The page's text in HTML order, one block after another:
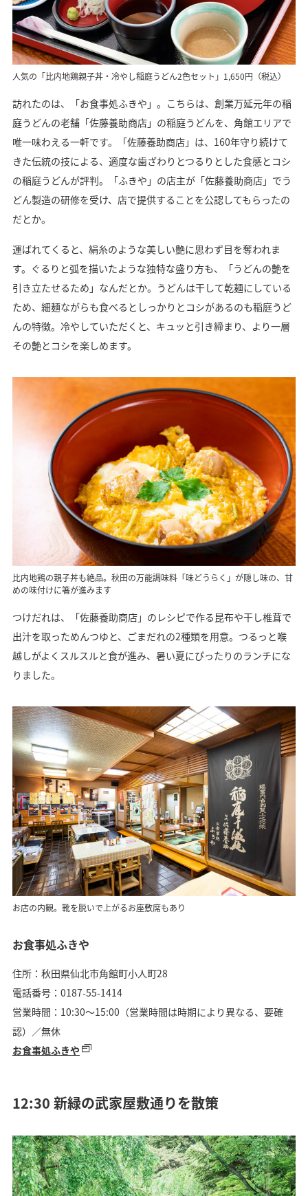
人気の「比内地鶏親子丼・冷やし稲庭うどん2色セット」1,650円（税込）
訪れたのは、「お食事処ふきや」。こちらは、創業万延元年の稲
庭うどんの老舗「佐藤養助商店」の稲庭うどんを、角館エリアで
唯一味わえる一軒です。「佐藤養助商店」は、160年守り続けて
きた伝統の技による、適度な歯ざわりとつるりとした食感とコシ
の稲庭うどんが評判。「ふきや」の店主が「佐藤養助商店」でう
どん製造の研修を受け、店で提供することを公認してもらったの
だとか。
運ばれてくると、絹糸のような美しい艶に思わず目を奪われま
す。ぐるりと弧を描いたような独特な盛り方も、「うどんの艶を
引き立たせるため」なんだとか。うどんは干して乾麺にしている
ため、細麺ながらも食べるとしっかりとコシがあるのも稲庭うど
んの特徴。冷やしていただくと、キュッと引き締まり、より一層
その艶とコシを楽しめます。
比内地鶏の親子丼も絶品。秋田の万能調味料「味どうらく」が隠し味の、甘
めの味付けに箸が進みます
つけだれは、「佐藤養助商店」のレシピで作る昆布や干し椎茸で
出汁を取っためんつゆと、ごまだれの2種類を用意。つるっと喉
越しがよくスルスルと食が進み、暑い夏にぴったりのランチにな
りました。
お店の内観。靴を脱いで上がるお座敷席もあり
お食事処ふきや
住所：秋田県仙北市角館町小人町28
電話番号：0187-55-1414
営業時間：10:30〜15:00（営業時間は時期により異なる、要確
認）／無休
お食事処ふきや
12:30 新緑の武家屋敷通りを散策